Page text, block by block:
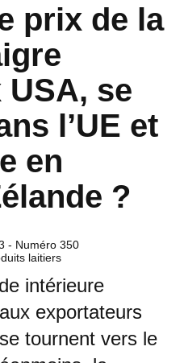
prix de la
se
l’UE et
en
?
- Numéro 350
laitiers
intérieure
exportateurs
tournent vers le